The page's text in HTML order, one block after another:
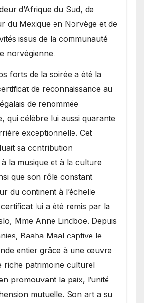
d’Afrique du Sud, de
du Mexique en Norvège et de
issus de la communauté
norvégienne.
forts de la soirée a été la
de reconnaissance au
de renommée
qui célèbre lui aussi quarante
exceptionnelle. Cet
sa contribution
la musique et à la culture
que son rôle constant
du continent à l’échelle
lui a été remis par la
Mme Anne Lindboe. Depuis
Baaba Maal captive le
entier grâce à une œuvre
riche patrimoine culturel
promouvant la paix, l’unité
mutuelle. Son art a su